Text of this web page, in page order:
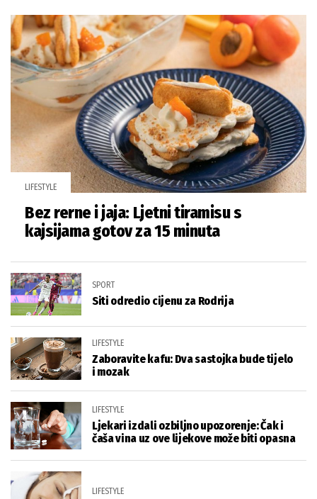
LIFESTYLE
Bez rerne i jaja: Ljetni tiramisu s
kajsijama gotov za 15 minuta
SPORT
Siti odredio cijenu za Rodrija
LIFESTYLE
Zaboravite kafu: Dva sastojka bude tijelo
i mozak
LIFESTYLE
Ljekari izdali ozbiljno upozorenje: Čak i
čaša vina uz ove lijekove može biti opasna
LIFESTYLE